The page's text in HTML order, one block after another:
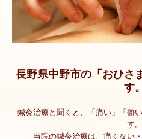
美容鍼
脱毛
HIFU
光フェイシャル
EMS
長野県中野市の「おひさ
す。
鍼灸治療と聞くと、「痛い」「熱
す。
当院の鍼灸治療は、痛くない